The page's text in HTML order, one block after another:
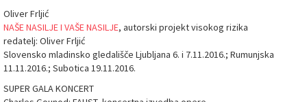
Oliver Frljić
NAŠE NASILJE I VAŠE NASILJE, autorski projekt visokog rizika
redatelj: Oliver Frljić
Slovensko mladinsko gledališče Ljubljana 6. i 7.11.2016.; Rumunjska
11.11.2016.; Subotica 19.11.2016.
SUPER GALA KONCERT